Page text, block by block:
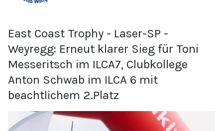
East Coast Trophy - Laser-SP -
Weyregg: Erneut klarer Sieg für Toni
Messeritsch im ILCA7, Clubkollege
Anton Schwab im ILCA 6 mit
beachtlichem 2.Platz